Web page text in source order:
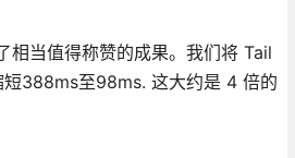
相当值得称赞的成果。我们将 Tail
388ms至98ms. 这大约是 4 倍的